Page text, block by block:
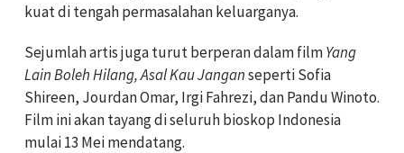
kuat di tengah permasalahan keluarganya.
Sejumlah artis juga turut berperan dalam filmYang
Lain Boleh Hilang, Asal Kau Janganseperti Sofia
Shireen, Jourdan Omar, Irgi Fahrezi, dan Pandu Winoto.
Film ini akan tayang di seluruh bioskop Indonesia
mulai 13 Mei mendatang.